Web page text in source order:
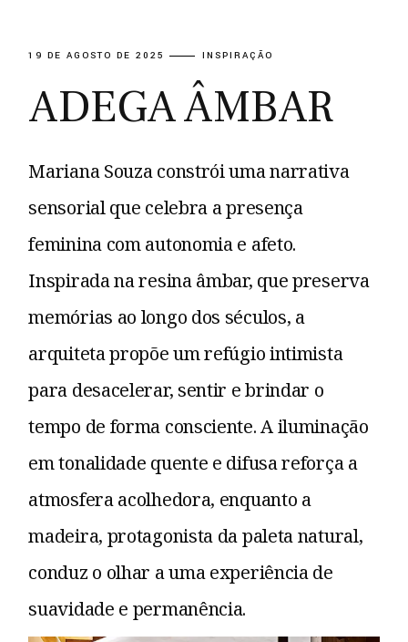
19 DE AGOSTO DE 2025 INSPIRAÇÃO
ADEGA ÂMBAR
Mariana Souza constrói uma narrativa
sensorial que celebra a presença
feminina com autonomia e afeto.
Inspirada na resina âmbar, que preserva
memórias ao longo dos séculos, a
arquiteta propõe um refúgio intimista
para desacelerar, sentir e brindar o
tempo de forma consciente. A iluminação
em tonalidade quente e difusa reforça a
atmosfera acolhedora, enquanto a
madeira, protagonista da paleta natural,
conduz o olhar a uma experiência de
suavidade e permanência.